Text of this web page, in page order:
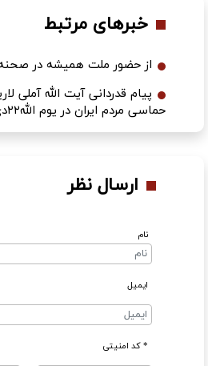
خبرهای مرتبط
از حضور ملت همیشه در
پیام قدردانی آیت الله آملی
حماسی مردم ایران در یوم الله۲۲دی ماه
ارسال نظر
نام
ایمیل
* کد امنیتی